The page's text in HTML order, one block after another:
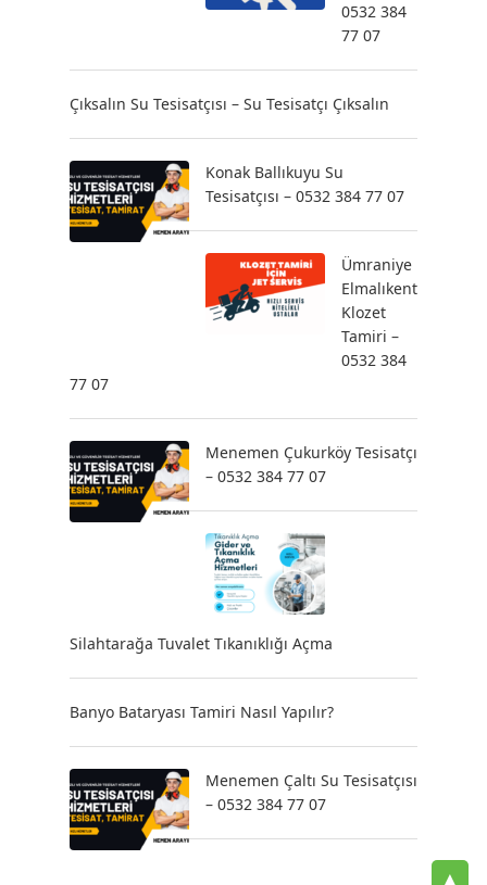
0532 384
77 07
Çıksalın Su Tesisatçısı – Su Tesisatçı Çıksalın
Konak Ballıkuyu Su
Tesisatçısı – 0532 384 77 07
Ümraniye
Elmalıkent
Klozet
Tamiri –
0532 384
77 07
Menemen Çukurköy Tesisatçı
– 0532 384 77 07
Silahtarağa Tuvalet Tıkanıklığı Açma
Banyo Bataryası Tamiri Nasıl Yapılır?
Menemen Çaltı Su Tesisatçısı
– 0532 384 77 07
▲